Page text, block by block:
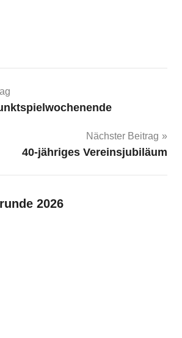
Nächster Beitrag
40-jähriges Vereinsjubiläum
2026